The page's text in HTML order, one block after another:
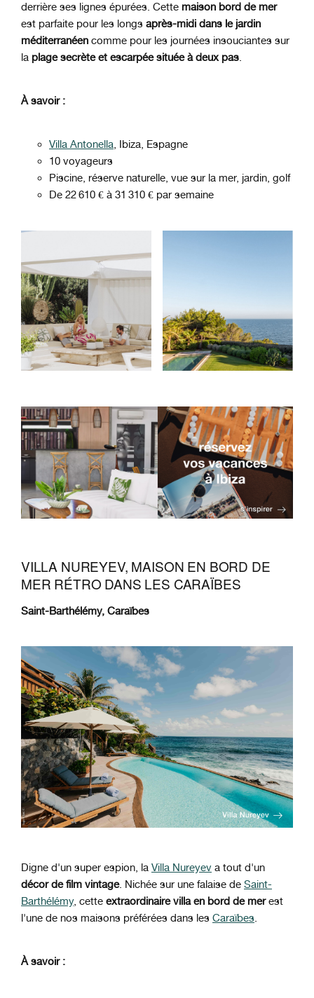
derrière ses lignes épurées. Cette maison bord de mer
est parfaite pour les longs après-midi dans le jardin
méditerranéen comme pour les journées insouciantes sur
la plage secrète et escarpée située à deux pas.
À savoir :
Villa Antonella, Ibiza, Espagne
10 voyageurs
Piscine, réserve naturelle, vue sur la mer, jardin, golf
De 22 610 € à 31 310 € par semaine
VILLA NUREYEV, MAISON EN BORD DE
MER RÉTRO DANS LES CARAÏBES
Saint-Barthélémy, Caraïbes
Digne d'un super espion, la Villa Nureyev a tout d'un
décor de film vintage. Nichée sur une falaise de Saint-
Barthélémy, cette extraordinaire villa en bord de merest
l'une de nos maisons préférées dans les Caraïbes.
À savoir :